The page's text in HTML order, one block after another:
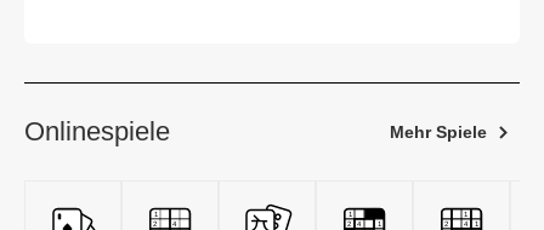
Onlinespiele Mehr Spiele